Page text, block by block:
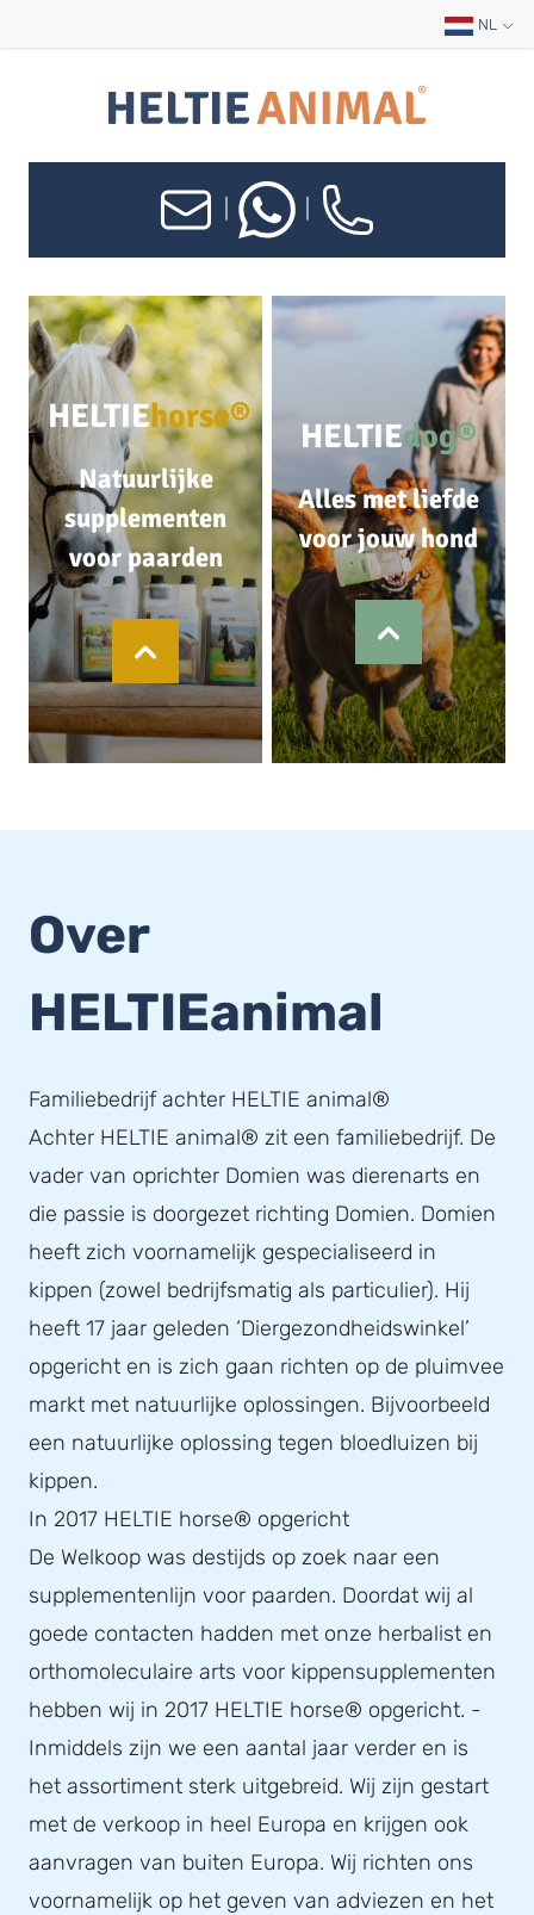
NL
HELTIEhorse®
Natuurlijke
supplementen
voor paarden
HELTIEdog®
Alles met liefde
voor jouw hond
Over
HELTIEanimal
Familiebedrijf achter HELTIE animal®
Achter HELTIE animal® zit een familiebedrijf. De
vader van oprichter Domien was dierenarts en
die passie is doorgezet richting Domien. Domien
heeft zich voornamelijk gespecialiseerd in
kippen (zowel bedrijfsmatig als particulier). Hij
heeft 17 jaar geleden ‘Diergezondheidswinkel’
opgericht en is zich gaan richten op de pluimvee
markt met natuurlijke oplossingen. Bijvoorbeeld
een natuurlijke oplossing tegen bloedluizen bij
kippen.
In 2017 HELTIE horse® opgericht
De Welkoop was destijds op zoek naar een
supplementenlijn voor paarden. Doordat wij al
goede contacten hadden met onze herbalist en
orthomoleculaire arts voor kippensupplementen
hebben wij in 2017 HELTIE horse® opgericht. -
Inmiddels zijn we een aantal jaar verder en is
het assortiment sterk uitgebreid. Wij zijn gestart
met de verkoop in heel Europa en krijgen ook
aanvragen van buiten Europa. Wij richten ons
voornamelijk op het geven van adviezen en het